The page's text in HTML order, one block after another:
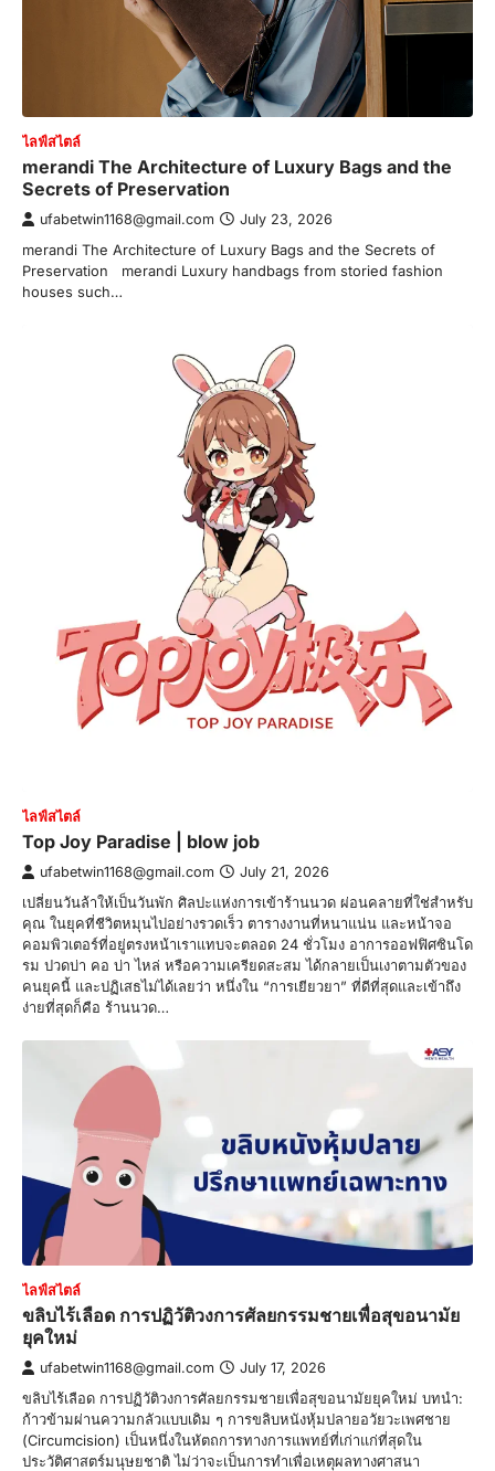
ไลฟ์สไตล์
merandi The Architecture of Luxury Bags and the
Secrets of Preservation
ufabetwin1168@gmail.com July 23, 2026
merandi The Architecture of Luxury Bags and the Secrets of
Preservation merandi Luxury handbags from storied fashion
houses such…
ไลฟ์สไตล์
Top Joy Paradise | blow job
ufabetwin1168@gmail.com July 21, 2026
เปลี่ยนวันล้าให้เป็นวันพัก ศิลปะแห่งการเข้าร้านนวด ผ่อนคลายที่ใช่สำหรับ
คุณ ในยุคที่ชีวิตหมุนไปอย่างรวดเร็ว ตารางงานที่หนาแน่น และหน้าจอ
คอมพิวเตอร์ที่อยู่ตรงหน้าเราแทบจะตลอด 24 ชั่วโมง อาการออฟฟิศซินโด
รม ปวดบ่า คอ บ่า ไหล่ หรือความเครียดสะสม ได้กลายเป็นเงาตามตัวของ
คนยุคนี้ และปฏิเสธไม่ได้เลยว่า หนึ่งใน “การเยียวยา” ที่ดีที่สุดและเข้าถึง
ง่ายที่สุดก็คือ ร้านนวด…
ไลฟ์สไตล์
ขลิบไร้เลือด การปฏิวัติวงการศัลยกรรมชายเพื่อสุขอนามัย
ยุคใหม่
ufabetwin1168@gmail.com July 17, 2026
ขลิบไร้เลือด การปฏิวัติวงการศัลยกรรมชายเพื่อสุขอนามัยยุคใหม่ บทนำ:
ก้าวข้ามผ่านความกลัวแบบเดิม ๆ การขลิบหนังหุ้มปลายอวัยวะเพศชาย
(Circumcision) เป็นหนึ่งในหัตถการทางการแพทย์ที่เก่าแก่ที่สุดใน
ประวัติศาสตร์มนุษยชาติ ไม่ว่าจะเป็นการทำเพื่อเหตุผลทางศาสนา